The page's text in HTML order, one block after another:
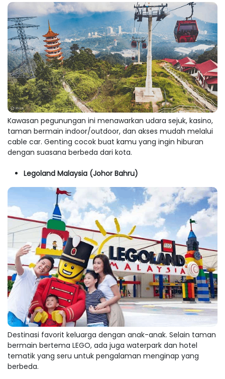
Kawasan pegunungan ini menawarkan udara sejuk, kasino,
taman bermain indoor/outdoor, dan akses mudah melalui
cable car. Genting cocok buat kamu yang ingin hiburan
dengan suasana berbeda dari kota.
Legoland Malaysia (Johor Bahru)
Destinasi favorit keluarga dengan anak-anak. Selain taman
bermain bertema LEGO, ada juga waterpark dan hotel
tematik yang seru untuk pengalaman menginap yang
berbeda.